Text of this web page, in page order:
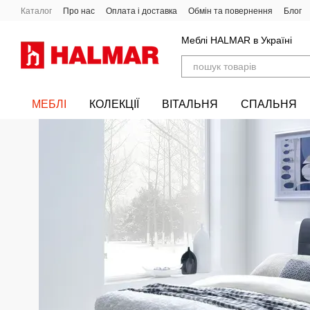
Перейти до основного контенту
Каталог Про нас Оплата і доставка Обмін та повернення Блог
Меблі HALMAR в Україні
МЕБЛІ КОЛЕКЦІЇ ВІТАЛЬНЯ СПАЛЬНЯ